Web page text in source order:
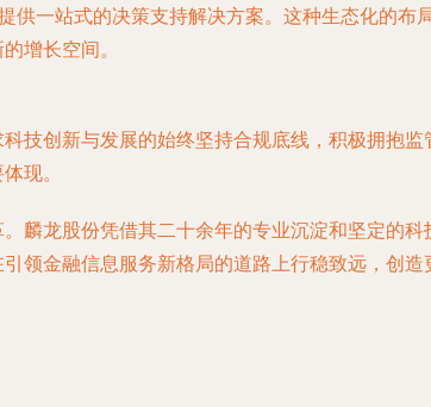
供一站式的决策支持解决方案。这种生态化的布
增长空间。
技创新与发展的始终坚持合规底线，积极拥抱
现。
麟龙股份凭借其二十余年的专业沉淀和坚定的
领金融信息服务新格局的道路上行稳致远，创造